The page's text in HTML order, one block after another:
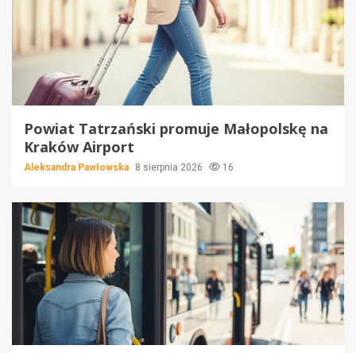
Powiat Tatrzański promuje Małopolskę na
Kraków Airport
Aleksandra Pawłowska 8 sierpnia 2026 16